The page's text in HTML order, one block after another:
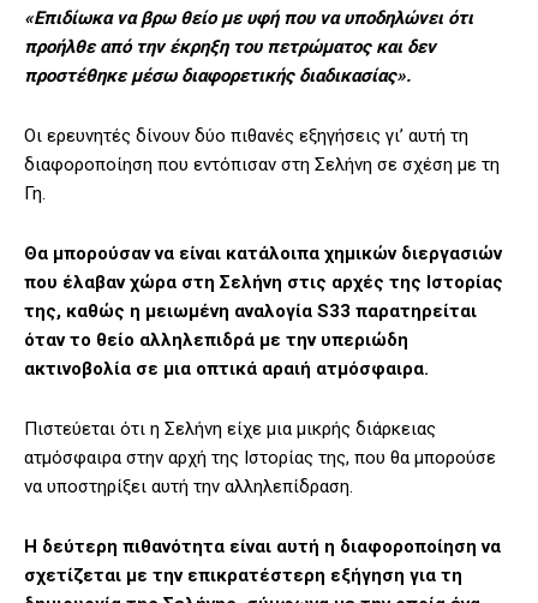
«Επιδίωκα να βρω θείο με υφή που να υποδηλώνει ότι
προήλθε από την έκρηξη του πετρώματος και δεν
προστέθηκε μέσω διαφορετικής διαδικασίας».
Οι ερευνητές δίνουν δύο πιθανές εξηγήσεις γι’ αυτή τη
διαφοροποίηση που εντόπισαν στη Σελήνη σε σχέση με τη
Γη.
Θα μπορούσαν να είναι κατάλοιπα χημικών διεργασιών
που έλαβαν χώρα στη Σελήνη στις αρχές της Ιστορίας
της, καθώς η μειωμένη αναλογία S33 παρατηρείται
όταν το θείο αλληλεπιδρά με την υπεριώδη
ακτινοβολία σε μια οπτικά αραιή ατμόσφαιρα.
Πιστεύεται ότι η Σελήνη είχε μια μικρής διάρκειας
ατμόσφαιρα στην αρχή της Ιστορίας της, που θα μπορούσε
να υποστηρίξει αυτή την αλληλεπίδραση.
Η δεύτερη πιθανότητα είναι αυτή η διαφοροποίηση να
σχετίζεται με την επικρατέστερη εξήγηση για τη